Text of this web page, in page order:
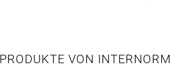
VON INTERNORM